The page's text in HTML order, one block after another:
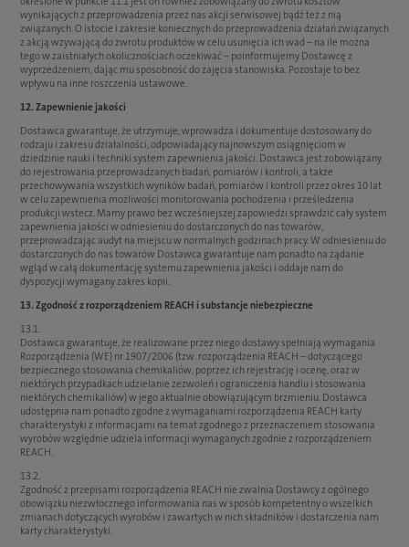
wynikających z przeprowadzenia przez nas akcji serwisowej bądź też z nią
związanych. O istocie i zakresie koniecznych do przeprowadzenia działań związanych
z akcją wzywającą do zwrotu produktów w celu usunięcia ich wad – na ile można
tego w zaistniałych okolicznościach oczekiwać – poinformujemy Dostawcę z
wyprzedzeniem, dając mu sposobność do zajęcia stanowiska. Pozostaje to bez
wpływu na inne roszczenia ustawowe.
12. Zapewnienie jakości
Dostawca gwarantuje, że utrzymuje, wprowadza i dokumentuje dostosowany do
rodzaju i zakresu działalności, odpowiadający najnowszym osiągnięciom w
dziedzinie nauki i techniki system zapewnienia jakości. Dostawca jest zobowiązany
do rejestrowania przeprowadzanych badań, pomiarów i kontroli, a także
przechowywania wszystkich wyników badań, pomiarów i kontroli przez okres 10 lat
w celu zapewnienia możliwości monitorowania pochodzenia i prześledzenia
produkcji wstecz. Mamy prawo bez wcześniejszej zapowiedzi sprawdzić cały system
zapewnienia jakości w odniesieniu do dostarczonych do nas towarów,
przeprowadzając audyt na miejscu w normalnych godzinach pracy. W odniesieniu do
dostarczonych do nas towarów Dostawca gwarantuje nam ponadto na żądanie
wgląd w całą dokumentację systemu zapewnienia jakości i oddaje nam do
dyspozycji wymagany zakres kopii.
13. Zgodność z rozporządzeniem REACH i substancje niebezpieczne
13.1.
Dostawca gwarantuje, że realizowane przez niego dostawy spełniają wymagania
Rozporządzenia (WE) nr 1907/2006 (tzw. rozporządzenia REACH – dotyczącego
bezpiecznego stosowania chemikaliów, poprzez ich rejestrację i ocenę, oraz w
niektórych przypadkach udzielanie zezwoleń i ograniczenia handlu i stosowania
niektórych chemikaliów) w jego aktualnie obowiązującym brzmieniu. Dostawca
udostępnia nam ponadto zgodne z wymaganiami rozporządzenia REACH karty
charakterystyki z informacjami na temat zgodnego z przeznaczeniem stosowania
wyrobów względnie udziela informacji wymaganych zgodnie z rozporządzeniem
REACH.
13.2.
Zgodność z przepisami rozporządzenia REACH nie zwalnia Dostawcy z ogólnego
obowiązku niezwłocznego informowania nas w sposób kompetentny o wszelkich
zmianach dotyczących wyrobów i zawartych w nich składników i dostarczenia nam
karty charakterystyki.